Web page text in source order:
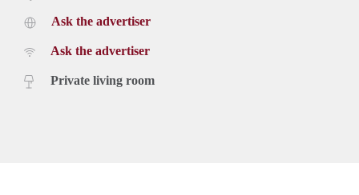
Ask the advertiser
Ask the advertiser
Private living room